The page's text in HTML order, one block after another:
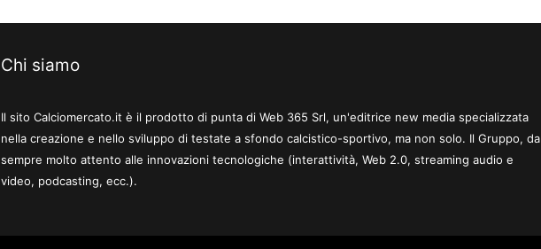
Chi siamo
Il sito Calciomercato.it è il prodotto di punta di Web 365 Srl, un'editrice new media specializzata
nella creazione e nello sviluppo di testate a sfondo calcistico-sportivo, ma non solo. Il Gruppo, da
sempre molto attento alle innovazioni tecnologiche (interattività, Web 2.0, streaming audio e
video, podcasting, ecc.).